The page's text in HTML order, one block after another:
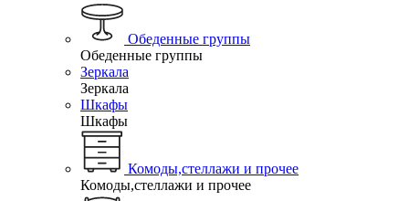
Обеденные группы
Обеденные группы
Зеркала
Зеркала
Шкафы
Шкафы
Комоды,стеллажи и прочее
Комоды,стеллажи и прочее